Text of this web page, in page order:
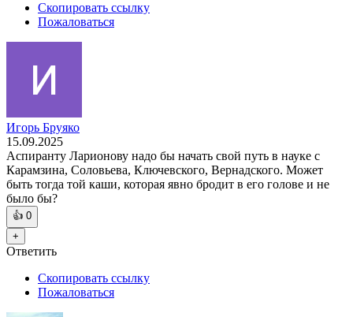
Скопировать ссылку
Пожаловаться
Игорь Бруяко
15.09.2025
Аспиранту Ларионову надо бы начать свой путь в науке с
Карамзина, Соловьева, Ключевского, Вернадского. Может
быть тогда той каши, которая явно бродит в его голове и не
было бы?
👍 0
+
Ответить
Скопировать ссылку
Пожаловаться